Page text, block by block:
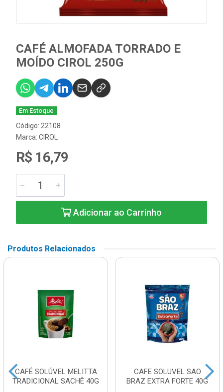
CAFÉ ALMOFADA TORRADO E
MOÍDO CIROL 250G
Em Estoque
Código: 22108
Marca: CIROL
R$ 16,79
Adicionar ao Carrinho
Produtos Relacionados
CAFÉ SOLÚVEL MELITTA
TRADICIONAL SACHÊ 40G
CAFE SOLUVEL SAO
BRAZ EXTRA FORTE 40G